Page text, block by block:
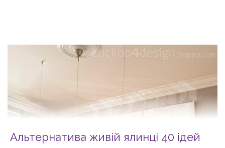
Альтернатива живій ялинці 40 ідей